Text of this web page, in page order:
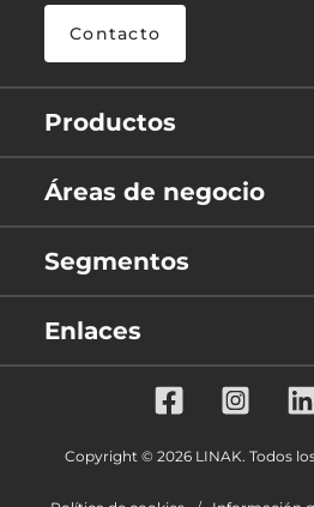
Contacto
Productos
Áreas de negocio
Segmentos
Enlaces
Copyright © 2026 LINAK. Todos